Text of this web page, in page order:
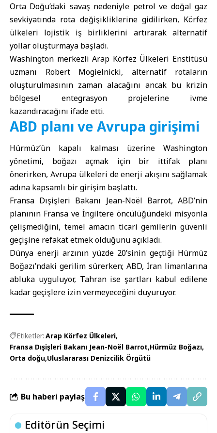
Orta Doğu‘daki savaş nedeniyle petrol ve doğal gaz
sevkiyatında rota değişikliklerine gidilirken, Körfez
ülkeleri lojistik iş birliklerini artırarak alternatif
yollar oluşturmaya başladı.
Washington merkezliArap Körfez Ülkeleri Enstitüsü
uzmanı Robert Mogielnicki, alternatif rotaların
oluşturulmasının zaman alacağını ancak bu krizin
bölgesel entegrasyon projelerine ivme
kazandıracağını ifade etti.
ABD planı ve Avrupa girişimi
Hürmüz’ün kapalı kalması üzerine Washington
yönetimi, boğazı açmak için bir ittifak planı
önerirken, Avrupa ülkeleri de enerji akışını sağlamak
adına kapsamlı bir girişim başlattı.
Fransa Dışişleri Bakanı Jean-Noël Barrot, ABD’nin
planının Fransa ve İngiltere öncülüğündeki misyonla
çelişmediğini, temel amacın ticari gemilerin güvenli
geçişine refakat etmek olduğunu açıkladı.
Dünya enerji arzının yüzde 20’sinin geçtiği Hürmüz
Boğazı’ndaki gerilim sürerken; ABD, İran limanlarına
abluka uyguluyor, Tahran ise şartları kabul edilene
kadar geçişlere izin vermeyeceğini duyuruyor.
Etiketler: Arap Körfez Ülkeleri
Fransa Dışişleri Bakanı Jean-Noël Barrot Hürmüz Boğazı
Orta doğu Uluslararası Denizcilik Örgütü
Bu haberi paylaş
Editörün Seçimi